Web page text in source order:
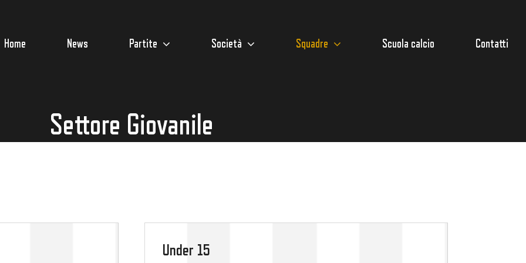
Home News Partite Società Squadre Scuola calcio Contatti
Settore Giovanile
Under 15